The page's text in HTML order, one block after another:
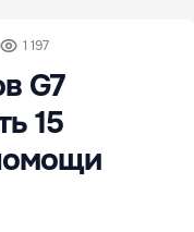
1 197
G7
15